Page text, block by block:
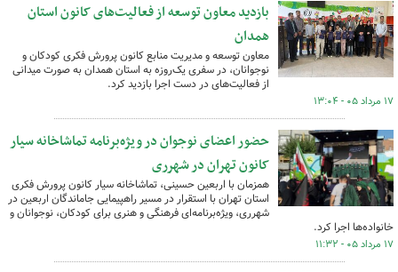
بازدید معاون توسعه از فعالیت‌های کانون استان
همدان
معاون توسعه و مدیریت منابع کانون پرورش فکری کودکان و
نوجوانان، در سفری یک‌روزه به استان همدان به صورت میدانی
از فعالیت‌های در دست اجرا بازدید کرد.
۱۷ مرداد ۰۵ - ۱۳:۰۴
حضور اعضای نوجوان در ویژه‌برنامه تماشاخانه سیار
کانون تهران در شهرری
همزمان با اربعین حسینی، تماشاخانه سیار کانون پرورش فکری
استان تهران با استقرار در مسیر راهپیمایی جاماندگان اربعین در
شهرری، ویژه‌برنامه‌ای فرهنگی و هنری برای کودکان، نوجوانان و
خانواده‌ها اجرا کرد.
۱۷ مرداد ۰۵ - ۱۱:۳۲